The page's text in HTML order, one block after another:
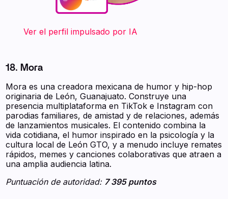
‍ ‍ ‍ ‍ ‍ ‍ ‍ Ver el perfil impulsado por IA
18. Mora
Mora es una creadora mexicana de humor y hip-hop
originaria de León, Guanajuato. Construye una
presencia multiplataforma en TikTok e Instagram con
parodias familiares, de amistad y de relaciones, además
de lanzamientos musicales. El contenido combina la
vida cotidiana, el humor inspirado en la psicología y la
cultura local de León GTO, y a menudo incluye remates
rápidos, memes y canciones colaborativas que atraen a
una amplia audiencia latina.
Puntuación de autoridad: 7 395 puntos